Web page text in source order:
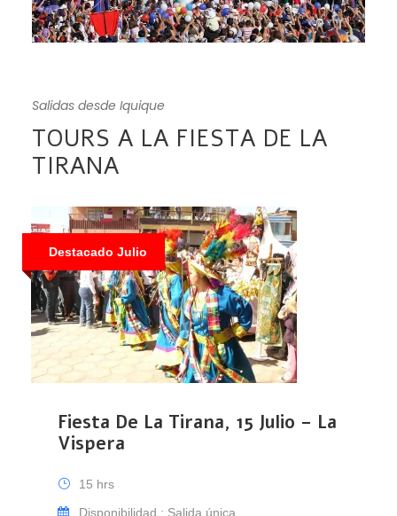
Salidas desde Iquique
TOURS A LA FIESTA DE LA
TIRANA
Destacado Julio
Fiesta De La Tirana, 15 Julio – La
Vispera
15 hrs
Disponibilidad : Salida única